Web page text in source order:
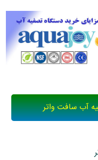
آب سافت واتر